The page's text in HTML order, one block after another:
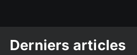
Derniers articles